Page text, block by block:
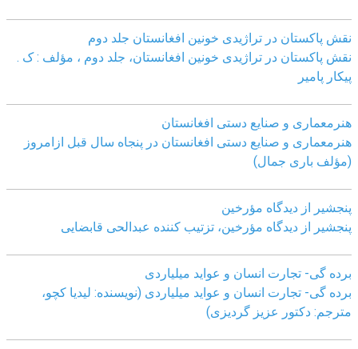
نقش پاکستان در تراژیدی خونین افغانستان جلد دوم
نقش پاکستان در تراژیدی خونین افغانستان، جلد دوم ، مؤلف : ک .
پیکار پامیر
هنرمعماری و صنایع دستی افغانستان
هنرمعماری و صنایع دستی افغانستان در پنجاه سال قبل ازامروز
(مؤلف باری جمال)
پنجشیر از دیدگاه مؤرخین
پنجشیر از دیدگاه مؤرخین، تزتیب کننده عبدالحی قابضايی
برده گی- تجارت انسان و عواید میلیاردی
برده گی- تجارت انسان و عواید میلیاردی (نویسنده: لیدیا کچو،
مترجم: دکتور عزیز گردیزی)